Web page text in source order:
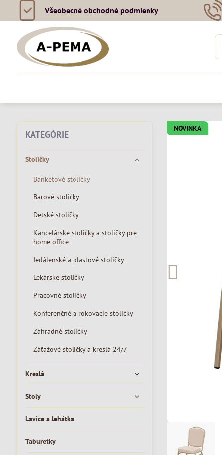
Všeobecné obchodné podmienky
NOVINKA
KATEGÓRIE
Stoličky
Banketové stoličky
Barové stoličky
Detské stoličky
Kancelárske stoličky a stoličky pre
home office
Jedálenské a plastové stoličky
Lekárske stoličky
Pracovné stoličky
Konferenčné a rokovacie stoličky
Záhradné stoličky
Záťažové stoličky a kreslá 24/7
Kreslá
Stoly
Lavice a lehátka
Taburetky